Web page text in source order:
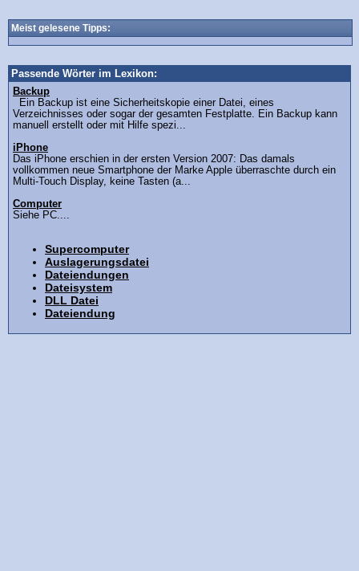
Meist gelesene Tipps:
Passende Wörter im Lexikon:
Backup
Ein Backup ist eine Sicherheitskopie einer Datei, eines
Verzeichnisses oder sogar der gesamten Festplatte. Ein Backup kann
manuell erstellt oder mit Hilfe spezi...
iPhone
Das iPhone erschien in der ersten Version 2007: Das damals
vollkommen neue Smartphone der Marke Apple überraschte durch ein
Multi-Touch Display, keine Tasten (a...
Computer
Siehe PC....
Supercomputer
Auslagerungsdatei
Dateiendungen
Dateisystem
DLL Datei
Dateiendung